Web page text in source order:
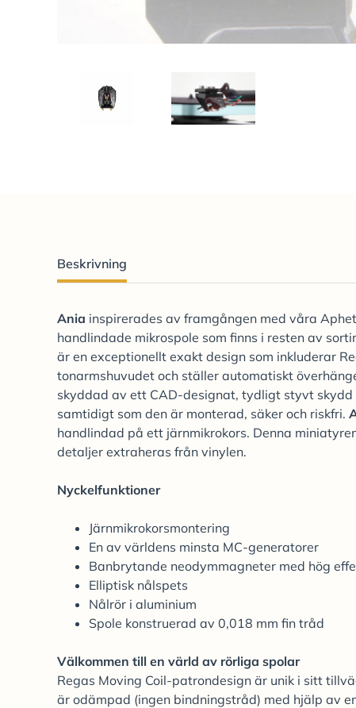
Beskrivning
Ania inspirerades av framgången med våra
handlindade mikrospole som finns i resten av
är en exceptionellt exakt design som inkluderar
tonarmshuvudet och ställer automatiskt
skyddad av ett CAD-designat, tydligt styvt
samtidigt som den är monterad, säker och riskfri.
handlindad på ett järnmikrokors. Denna
detaljer extraheras från vinylen.
Nyckelfunktioner
Järnmikrokorsmontering
En av världens minsta MC-generatorer
Banbrytande neodymmagneter med hög
Elliptisk nålspets
Nålrör i aluminium
Spole konstruerad av 0,018 mm fin tråd
Välkommen till en värld av rörliga spolar
Regas Moving Coil-patrondesign är unik i sitt
är odämpad (ingen bindningstråd) med hjälp av